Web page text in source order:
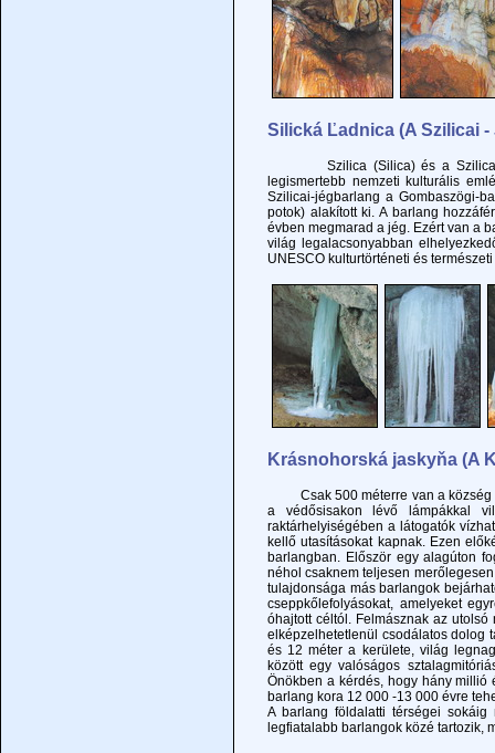
Silická Ľadnica (A Szilicai
Szilica (Silica) és a Szilicai-
legismertebb nemzeti kulturális
Szilicai-jégbarlang a Gombaszögi-
potok) alakított ki. A barlang
évben megmarad a jég. Ezért van a
világ legalacsonyabban
UNESCO kulturtörténeti és
Krásnohorská jaskyňa (A
Csak 500 méterre van a község
a védősisakon lévő lámpákkal
raktárhelyiségében a látogatók
kellő utasításokat kapnak. Ezen
barlangban. Először egy alagúton
néhol csaknem teljesen
tulajdonsága más barlangok
cseppkőlefolyásokat, amelyeket
óhajtott céltól. Felmásznak az
elképzelhetetlenül csodálatos dolog
és 12 méter a kerülete, világ
között egy valóságos
Önökben a kérdés, hogy hány millió
barlang kora 12 000 -13 000 évre
A barlang földalatti térségei
legfiatalabb barlangok közé tartozik,